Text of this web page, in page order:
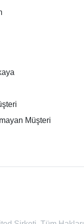
Müşteri